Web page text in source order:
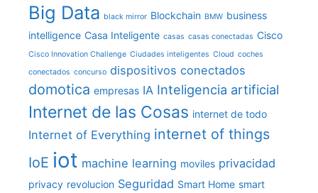
Big Data black mirror Blockchain BMW business
intelligence Casa Inteligente casas casas conectadas Cisco
Cisco Innovation Challenge Ciudades inteligentes Cloud coches
conectados concurso dispositivos conectados
domotica empresas IA Inteligencia artificial
Internet de las Cosas internet de todo
Internet of Everything internet of things
IoE iot machine learning moviles privacidad
privacy revolucion Seguridad Smart Home smart